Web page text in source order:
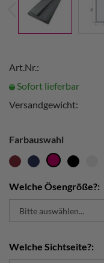
Art.Nr.:
Sofort lieferbar
Versandgewicht:
Farbauswahl
Welche Ösengröße?:
Welche Sichtseite?: